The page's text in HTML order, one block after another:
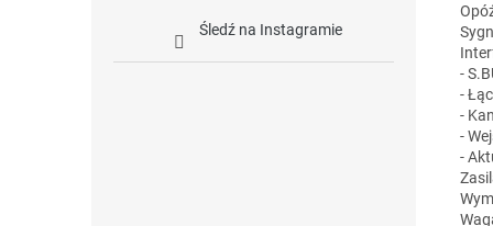
Śledź na Instagramie
-
-
-
-
-